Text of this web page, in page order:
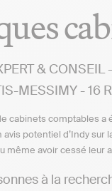
&
MESSIMY - 16
cabinets comptables a
avis potentiel d’Indy
même avoir cessé leur
à la